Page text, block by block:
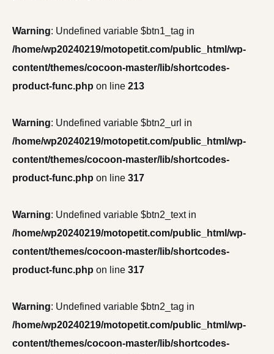
Warning: Undefined variable $btn1_tag in
/home/wp20240219/motopetit.com/public_html/wp-
content/themes/cocoon-master/lib/shortcodes-
product-func.php on line 213
Warning: Undefined variable $btn2_url in
/home/wp20240219/motopetit.com/public_html/wp-
content/themes/cocoon-master/lib/shortcodes-
product-func.php on line 317
Warning: Undefined variable $btn2_text in
/home/wp20240219/motopetit.com/public_html/wp-
content/themes/cocoon-master/lib/shortcodes-
product-func.php on line 317
Warning: Undefined variable $btn2_tag in
/home/wp20240219/motopetit.com/public_html/wp-
content/themes/cocoon-master/lib/shortcodes-